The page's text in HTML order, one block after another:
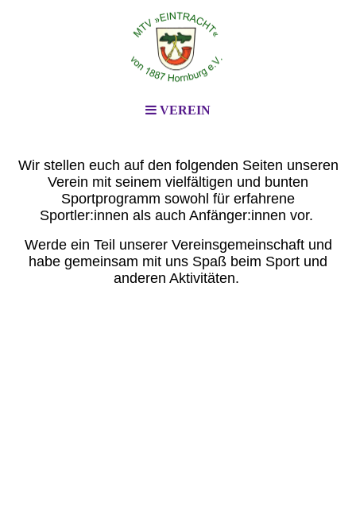
VEREIN
Wir stellen euch auf den folgenden Seiten unseren
Verein mit seinem vielfältigen und bunten
Sportprogramm sowohl für erfahrene
Sportler:innen als auch Anfänger:innen vor.
Werde ein Teil unserer Vereinsgemeinschaft und
habe gemeinsam mit uns Spaß beim Sport und
anderen Aktivitäten.